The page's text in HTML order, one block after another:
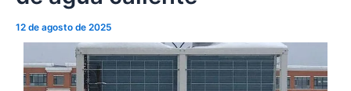
12 de agosto de 2025